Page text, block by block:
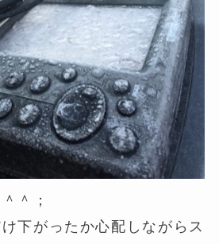
＾；
下がったか心配しながらス